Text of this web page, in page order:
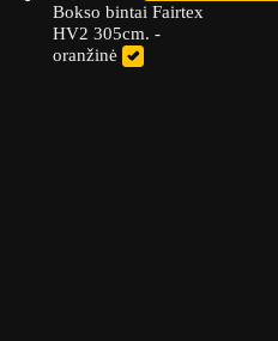
Bokso bintai Fairtex
HV2 305cm. -
oranžinė